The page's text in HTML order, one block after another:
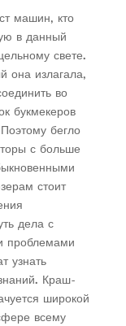
машин, кто
в данный
свете.
она излагала,
во
букмекеров
бегло
с больше
стоит
дела с
проблемами
узнать
Краш-
широкой
всему